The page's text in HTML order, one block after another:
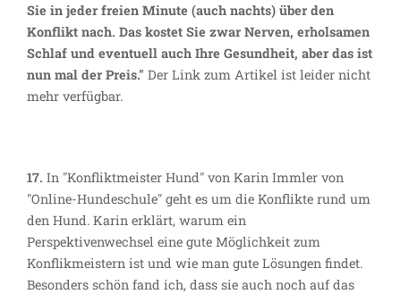
Sie in jeder freien Minute (auch nachts) über den
Konflikt nach. Das kostet Sie zwar Nerven, erholsamen
Schlaf und eventuell auch Ihre Gesundheit, aber das ist
nun mal der Preis." Der Link zum Artikel ist leider nicht
mehr verfügbar.
17. In "Konfliktmeister Hund" von Karin Immler von
"Online-Hundeschule" geht es um die Konflikte rund um
den Hund. Karin erklärt, warum ein
Perspektivenwechsel eine gute Möglichkeit zum
Konflikmeistern ist und wie man gute Lösungen findet.
Besonders schön fand ich, dass sie auch noch auf das